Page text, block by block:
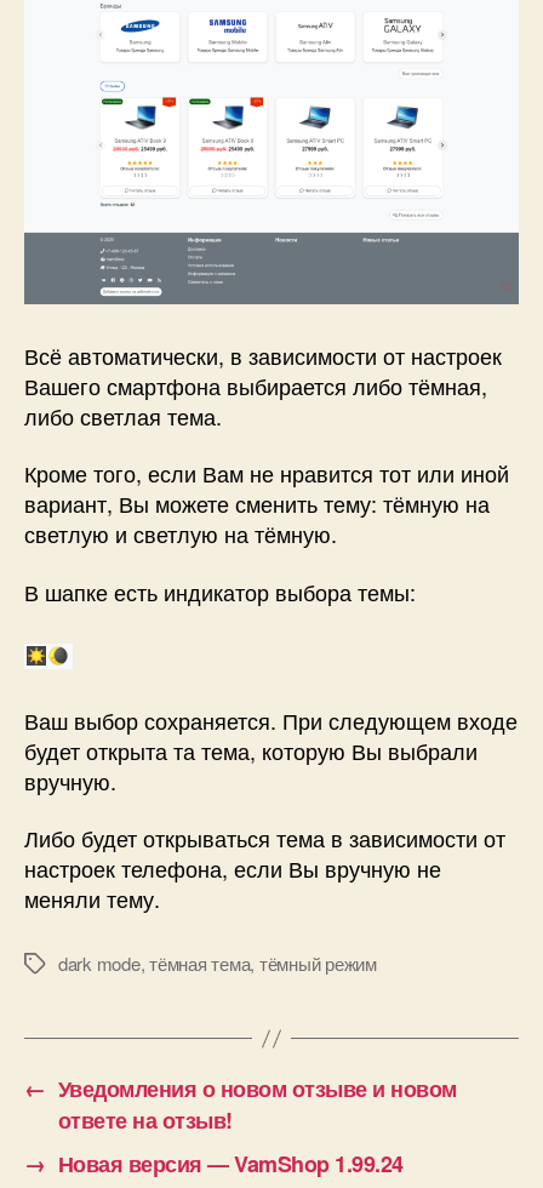
Всё автоматически, в зависимости от настроек
Вашего смартфона выбирается либо тёмная,
либо светлая тема.
Кроме того, если Вам не нравится тот или иной
вариант, Вы можете сменить тему: тёмную на
светлую и светлую на тёмную.
В шапке есть индикатор выбора темы:
Ваш выбор сохраняется. При следующем входе
будет открыта та тема, которую Вы выбрали
вручную.
Либо будет открываться тема в зависимости от
настроек телефона, если Вы вручную не
меняли тему.
Меткиdark mode,тёмная тема, тёмный режим
← Уведомления о новом отзыве и новом
ответе на отзыв!
→ Новая версия — VamShop 1.99.24